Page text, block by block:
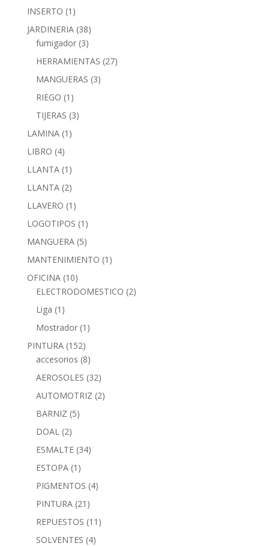
INSERTO (1)
JARDINERIA (38)
fumigador (3)
HERRAMIENTAS (27)
MANGUERAS (3)
RIEGO (1)
TIJERAS (3)
LAMINA (1)
LIBRO (4)
LLANTA (1)
LLANTA (2)
LLAVERO (1)
LOGOTIPOS (1)
MANGUERA (5)
MANTENIMIENTO (1)
OFICINA (10)
ELECTRODOMESTICO (2)
Liga (1)
Mostrador (1)
PINTURA (152)
accesorios (8)
AEROSOLES (32)
AUTOMOTRIZ (2)
BARNIZ (5)
DOAL (2)
ESMALTE (34)
ESTOPA (1)
PIGMENTOS (4)
PINTURA (21)
REPUESTOS (11)
SOLVENTES (4)